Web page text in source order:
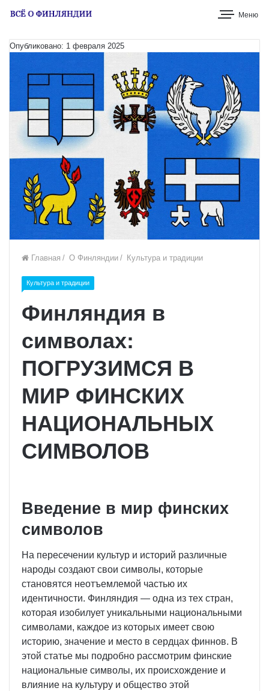
Меню
Опубликовано: 1 февраля 2025
Главная / О Финляндии / Культура и традиции
Культура и традиции
Финляндия в
символах:
ПОГРУЗИМСЯ В
МИР ФИНСКИХ
НАЦИОНАЛЬНЫХ
СИМВОЛОВ
Введение в мир финских
символов
На пересечении культур и историй различные
народы создают свои символы, которые
становятся неотъемлемой частью их
идентичности. Финляндия — одна из тех стран,
которая изобилует уникальными национальными
символами, каждое из которых имеет свою
историю, значение и место в сердцах финнов. В
этой статье мы подробно рассмотрим финские
национальные символы, их происхождение и
влияние на культуру и общество этой